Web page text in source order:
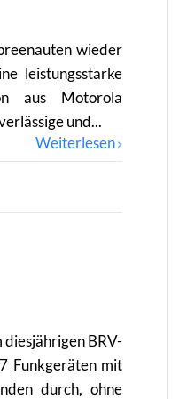
wieder
leistungsstarke
aus Motorola
und...
Weiterlesen
BRV-
Funkgeräten mit
durch, ohne